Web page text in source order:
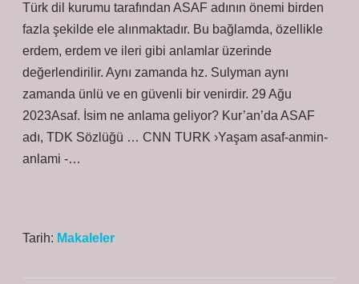
Türk dil kurumu tarafından ASAF adının önemi birden
fazla şekilde ele alınmaktadır. Bu bağlamda, özellikle
erdem, erdem ve ileri gibi anlamlar üzerinde
değerlendirilir. Aynı zamanda hz. Sulyman aynı
zamanda ünlü ve en güvenli bir venirdir. 29 Ağu
2023Asaf. İsim ne anlama geliyor? Kur’an’da ASAF
adı, TDK Sözlüğü … CNN TURK ›Yaşam asaf-anmin-
anlami -…
Tarih: Makaleler